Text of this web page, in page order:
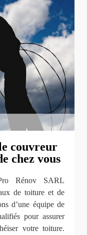
couvreur
chez vous
Rénov SARL
de toiture et de
d’une équipe de
pour assurer
votre toiture.